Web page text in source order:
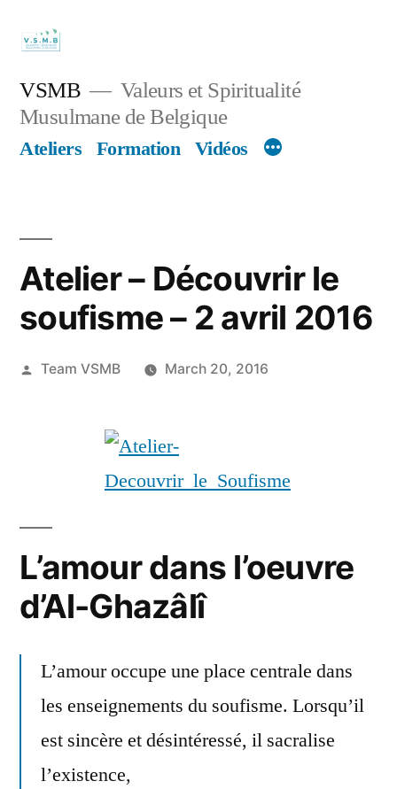
content
VSMB
Valeurs et Spiritualité
Musulmane de Belgique
Ateliers Formation Vidéos
Atelier – Découvrir le
soufisme – 2 avril 2016
Posted
Team VSMB March 20, 2016
L’amour dans l’oeuvre
d’Al-Ghazâlî
L’amour occupe une place centrale dans
les enseignements du soufisme. Lorsqu’il
est sincère et désintéressé, il sacralise
l’existence,